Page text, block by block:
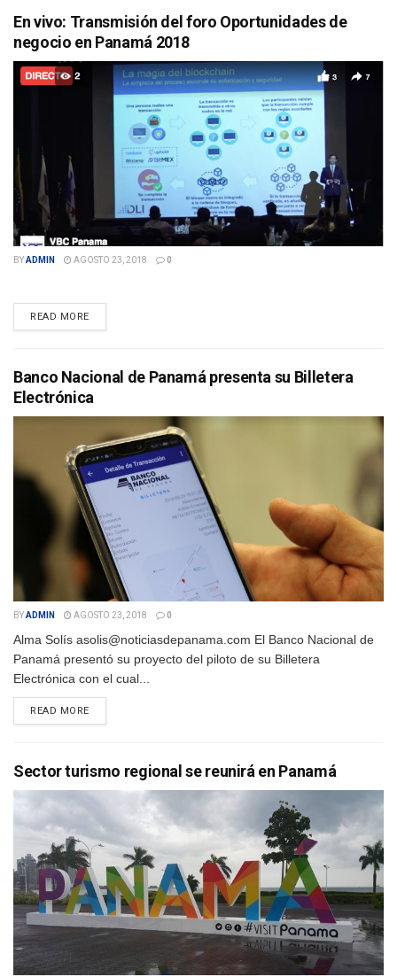
En vivo: Transmisión del foro Oportunidades de
negocio en Panamá 2018
BYADMIN AGOSTO 23, 2018 0
READ MOREDETAILS
Banco Nacional de Panamá presenta su Billetera
Electrónica
BYADMIN AGOSTO 23, 2018 0
Alma Solís asolis@noticiasdepanama.com El Banco Nacional de
Panamá presentó su proyecto del piloto de su Billetera
Electrónica con el cual...
READ MOREDETAILS
Sector turismo regional se reunirá en Panamá